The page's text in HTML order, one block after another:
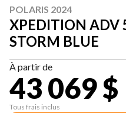
POLARIS 2024
XPEDITION ADV
STORM BLUE
À partir de
43 069 $
Tous frais inclus